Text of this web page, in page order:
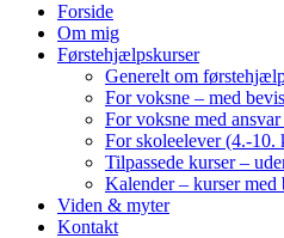
Forside
Om mig
Førstehjælpskurser
Generelt om
For voksne – med bevis
For voksne med
For skoleelever (4.-10.
Tilpassede kurser –
Kalender – kurser med
Viden & myter
Kontakt